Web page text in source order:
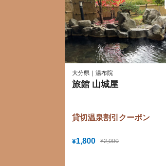
大分県｜湯布院
旅館 山城屋
貸切温泉割引クーポン
¥1,800 ¥2,000